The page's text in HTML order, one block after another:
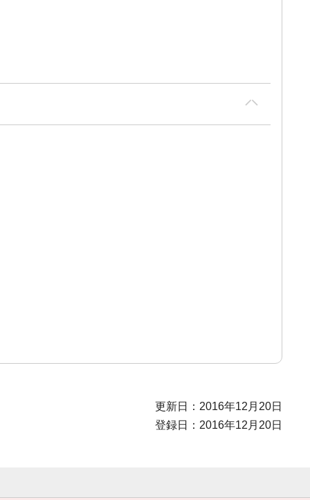
更新日：2016年12月20日
登録日：2016年12月20日